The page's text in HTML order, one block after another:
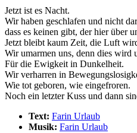
Jetzt ist es Nacht.
Wir haben geschlafen und nicht
dass es keinen gibt, der hier über
Jetzt bleibt kaum Zeit, die Luft
Wir umarmen uns, denn dies wird
Für die Ewigkeit in Dunkelheit.
Wir verharren in
Wie tot geboren, wie eingefroren.
Noch ein letzter Kuss und dann
Text: Farin Urlaub
Musik: Farin Urlaub